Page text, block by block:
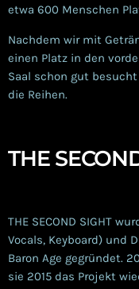
etwa 600 Menschen
Nachdem wir mit
einen Platz in den
Saal schon gut
die Reihen.
THE
THE SECOND SIGHT
Vocals, Keyboard) und
Baron Age gegründet.
sie 2015 das Projekt